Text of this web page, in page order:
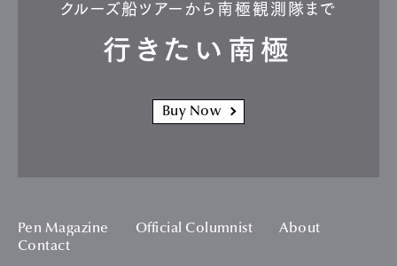
クルーズ船ツアーから南極観測隊まで
行きたい南極
Buy Now
Pen Magazine Official Columnist
About
Contact